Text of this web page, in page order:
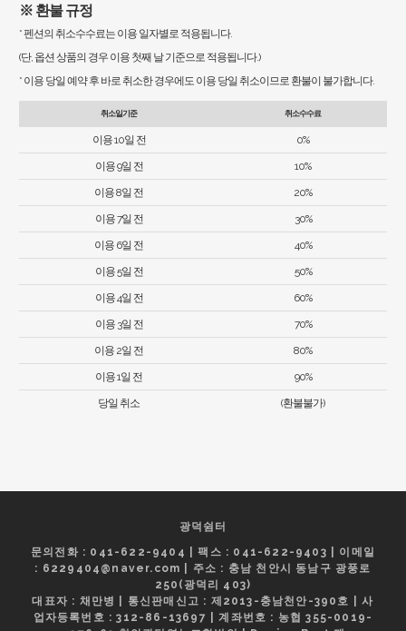
※ 환불 규정
* 펜션의 취소수수료는 이용 일자별로 적용됩니다.
(단, 옵션 상품의 경우 이용 첫째 날 기준으로 적용됩니다.)
* 이용 당일 예약 후 바로 취소한 경우에도 이용 당일 취소이므로 환불이 불가합니다.
취소일기준 취소수수료
이용 10일 전 0%
이용 9일 전 10%
이용 8일 전 20%
이용 7일 전 30%
이용 6일 전 40%
이용 5일 전 50%
이용 4일 전 60%
이용 3일 전 70%
이용 2일 전 80%
이용 1일 전 90%
당일 취소 (환불불가)
광덕쉼터
문의전화 : 041-622-9404 | 팩스 : 041-622-9403 | 이메일
: 6229404@naver.com | 주소 : 충남 천안시 동남구 광풍로
250(광덕리 403)
대표자 : 채만병 | 통신판매신고 : 제2013-충남천안-390호 | 사
업자등록번호 : 312-86-13697 | 계좌번호 : 농협 355-0019-